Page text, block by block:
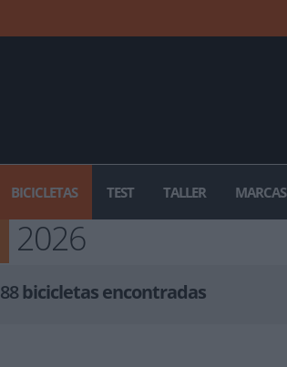
BICICLETAS TEST TALLER MARCAS
2026
88bicicletas encontradas